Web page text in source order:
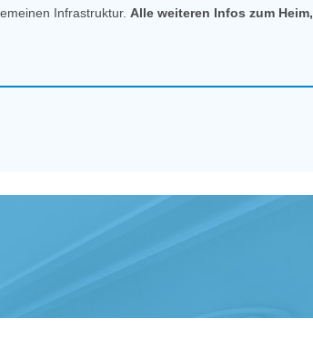
Infrastruktur. Alle weiteren Infos zum Heim,